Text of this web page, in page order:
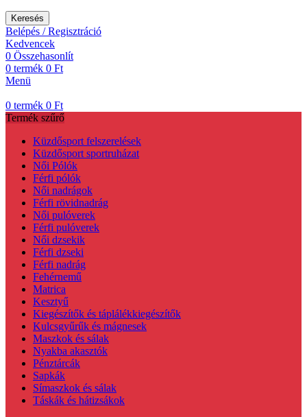
Keresés
Belépés / Regisztráció
Kedvencek
0 Összehasonlít
0 termék 0 Ft
Menü
0 termék 0 Ft
Termék szűrő
Küzdősport felszerelések
Küzdősport sportruházat
Női Pólók
Férfi pólók
Női nadrágok
Férfi rövidnadrág
Női pulóverek
Férfi pulóverek
Női dzsekik
Férfi dzseki
Férfi nadrág
Fehérnemű
Matrica
Kesztyű
Kiegészítők és táplálékkiegészítők
Kulcsgyűrűk és mágnesek
Maszkok és sálak
Nyakba akasztók
Pénztárcák
Sapkák
Símaszkok és sálak
Táskák és hátizsákok